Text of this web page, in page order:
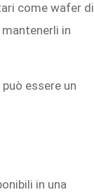
come wafer di
in
essere un
in una